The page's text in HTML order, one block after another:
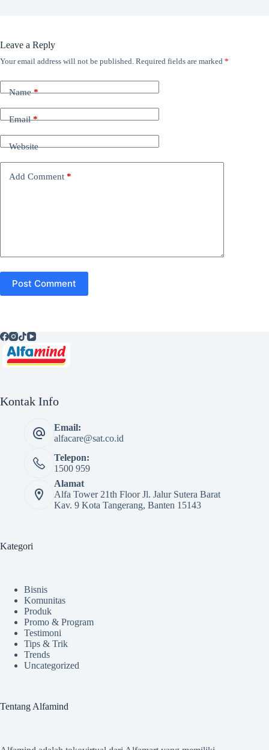
Leave a Reply
Your email address will not be published. Required fields are marked *
Name*
Email*
Website
Add Comment *
Post Comment
Kontak Info
Email:
alfacare@sat.co.id
Telepon:
1500 959
Alamat
Alfa Tower 21th Floor Jl. Jalur Sutera Barat
Kav. 9 Kota Tangerang, Banten 15143
Kategori
Bisnis
Komunitas
Produk
Promo & Program
Testimoni
Tips & Trik
Trends
Uncategorized
Tentang Alfamind